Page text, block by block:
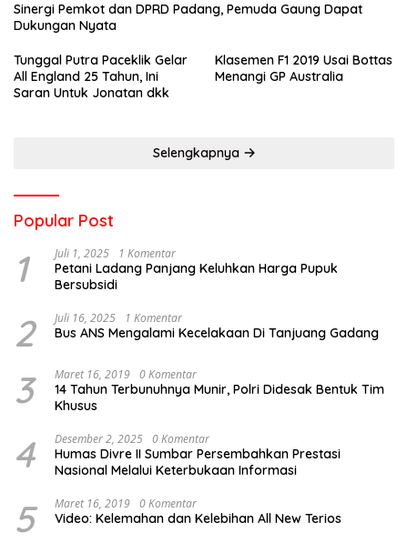
Sinergi Pemkot dan DPRD Padang, Pemuda Gaung Dapat
Dukungan Nyata
Tunggal Putra Paceklik Gelar
All England 25 Tahun, Ini
Saran Untuk Jonatan dkk
Klasemen F1 2019 Usai Bottas
Menangi GP Australia
Selengkapnya
Popular Post
1 Juli 1, 2025 1 Komentar
Petani Ladang Panjang Keluhkan Harga Pupuk
Bersubsidi
2 Juli 16, 2025 1 Komentar
Bus ANS Mengalami Kecelakaan Di Tanjuang Gadang
3 Maret 16, 2019 0 Komentar
14 Tahun Terbunuhnya Munir, Polri Didesak Bentuk Tim
Khusus
4 Desember 2, 2025 0 Komentar
Humas Divre II Sumbar Persembahkan Prestasi
Nasional Melalui Keterbukaan Informasi
5 Maret 16, 2019 0 Komentar
Video: Kelemahan dan Kelebihan All New Terios